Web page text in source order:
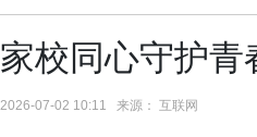
家校同心守护
2026-07-02 10:11 来源： 互联网